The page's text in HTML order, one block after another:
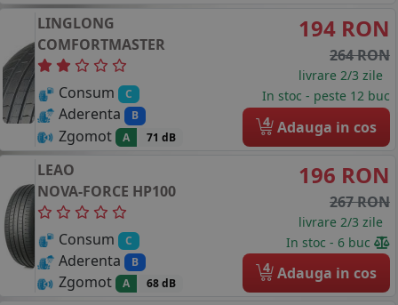
LINGLONG
COMFORTMASTER
Consum C
Aderenta B
Zgomot A 71 dB
194 RON
264 RON
livrare 2/3 zile
In stoc - peste 12 buc
4 Adauga in cos
LEAO
NOVA-FORCE HP100
Consum C
Aderenta B
Zgomot A 68 dB
196 RON
267 RON
livrare 2/3 zile
In stoc - 6 buc
4 Adauga in cos